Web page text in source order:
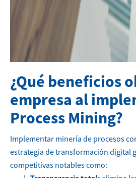
¿Qué beneficios
empresa al
Process Mining?
Implementar minería de procesos
estrategia de transformación digital
competitivas notables como: